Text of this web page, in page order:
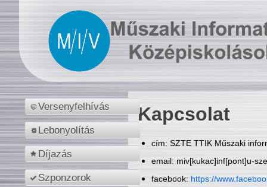
Versenyfelhívás
Lebonyolítás
Díjazás
Szponzorok
Kapcsolat
cím: SZTE TTIK Műszaki
email: miv[kukac]inf[pont]u-
facebook: https://